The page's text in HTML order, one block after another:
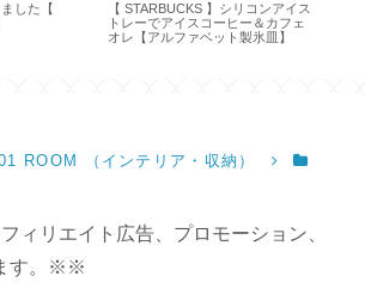
アイス
フェ
【 Diptyque 】お誕生日限定特典キ
ャンドル届きました【 Figuier 70ｇ
【作り方
ROOM （インテリア・収納）
ィリエイト広告、プロモーション、
す。※※